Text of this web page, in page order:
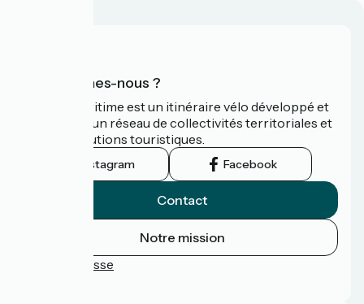
Qui sommes-nous ?
La Vélomaritime est un itinéraire vélo développé et
promu par un réseau de collectivités territoriales et
leurs institutions touristiques.
Instagram Facebook
Contact
Notre mission
Espace Presse